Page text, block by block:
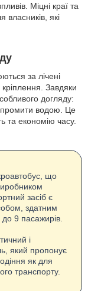
Міцні краї та
власників, які
за лічені
Завдяки
догляду:
промити водою. Це
та економію часу.
що
засіб є
здатним
9 пасажирів.
і
який пропонує
як для
транспорту.